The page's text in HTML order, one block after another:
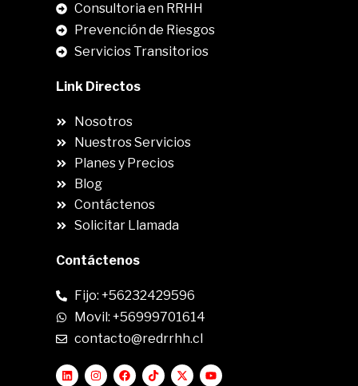
Consultoria en RRHH
Prevención de Riesgos
Servicios Transitorios
Link Directos
Nosotros
Nuestros Servicios
Planes y Precios
Blog
Contáctenos
Solicitar Llamada
Contáctenos
Fijo: +56232429596
Movil: +56999701614
contacto@redrrhh.cl